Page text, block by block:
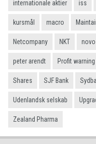
internationale aktier iss
kursmål macro
Netcompany NKT
peter arendt Profit warning
Shares SJF Bank
Udenlandsk selskab
Zealand Pharma